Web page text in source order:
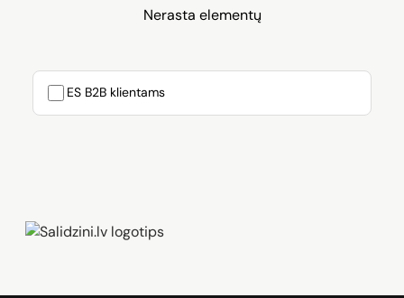
Nerasta elementų
ES B2B klientams
Zāģi, iPhone, Dyson, Mobilie